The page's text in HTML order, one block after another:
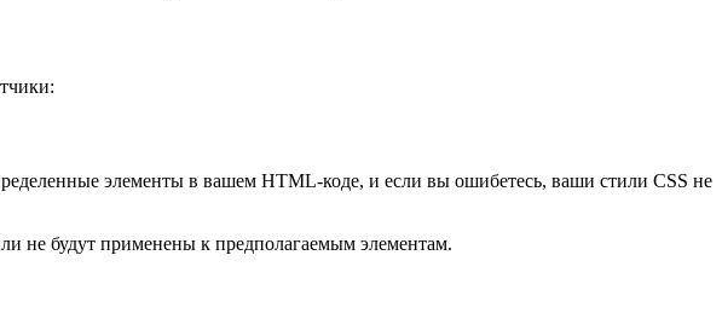
элементы в вашем HTML-коде, и если вы ошибетесь, ваши стили CSS не
не будут применены к предполагаемым элементам.